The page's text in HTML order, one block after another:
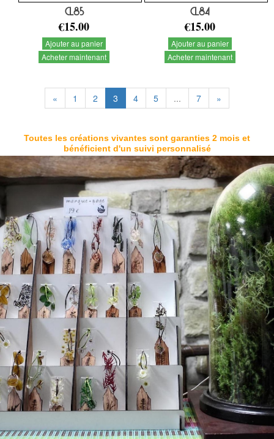
CL85
€15.00
Ajouter au panier
Acheter maintenant
CL84
€15.00
Ajouter au panier
Acheter maintenant
« 1 2 3 4 5 ... 7 »
Toutes les créations vivantes sont garanties 2 mois et
bénéficient d'un suivi personnalisé